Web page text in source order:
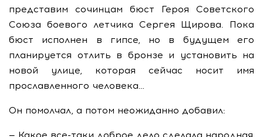
представим сочинцам бюст Героя Советского
Союза боевого летчика Сергея Щирова. Пока
бюст исполнен в гипсе, но в будущем его
планируется отлить в бронзе и установить на
новой улице, которая сейчас носит имя
прославленного человека…
Он помолчал, а потом неожиданно добавил: